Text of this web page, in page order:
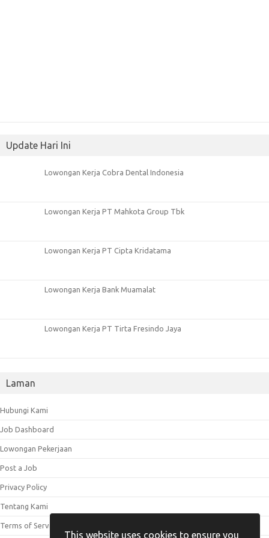
This website uses cookies to ensure you
Update Hari Ini
Lowongan Kerja Cobra Dental Indonesia
Lowongan Kerja PT Mahkota Group Tbk
Lowongan Kerja PT Cipta Kridatama
Lowongan Kerja Bank Muamalat
Lowongan Kerja PT Tirta Fresindo Jaya
Laman
Hubungi Kami
Job Dashboard
Lowongan Pekerjaan
Post a Job
Privacy Policy
Tentang Kami
Terms of Service